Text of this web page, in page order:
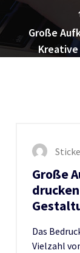
Große
Große
Das
Vielzahl